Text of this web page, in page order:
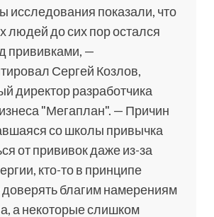
исследования показали, что
людей до сих пор остался
прививками, —
Сергей Козлов,
директор разработчика
"Мегаплан". — Причин
со школы привычка
от прививок даже из-за
кто-то в принципе
доверять благим намерениям
а некоторые слишком